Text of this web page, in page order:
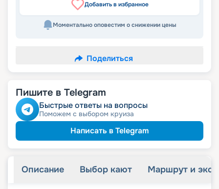
Добавить в избранное
Моментально оповестим о снижении цены
Поделиться
Пишите в Telegram
Быстрые ответы на вопросы
Поможем с выбором круиза
Написать в Telegram
Описание Выбор кают Маршрут и